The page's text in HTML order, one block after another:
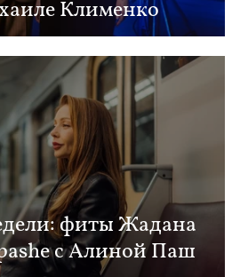
Клименко
фиты Жадана
с Алиной Паш